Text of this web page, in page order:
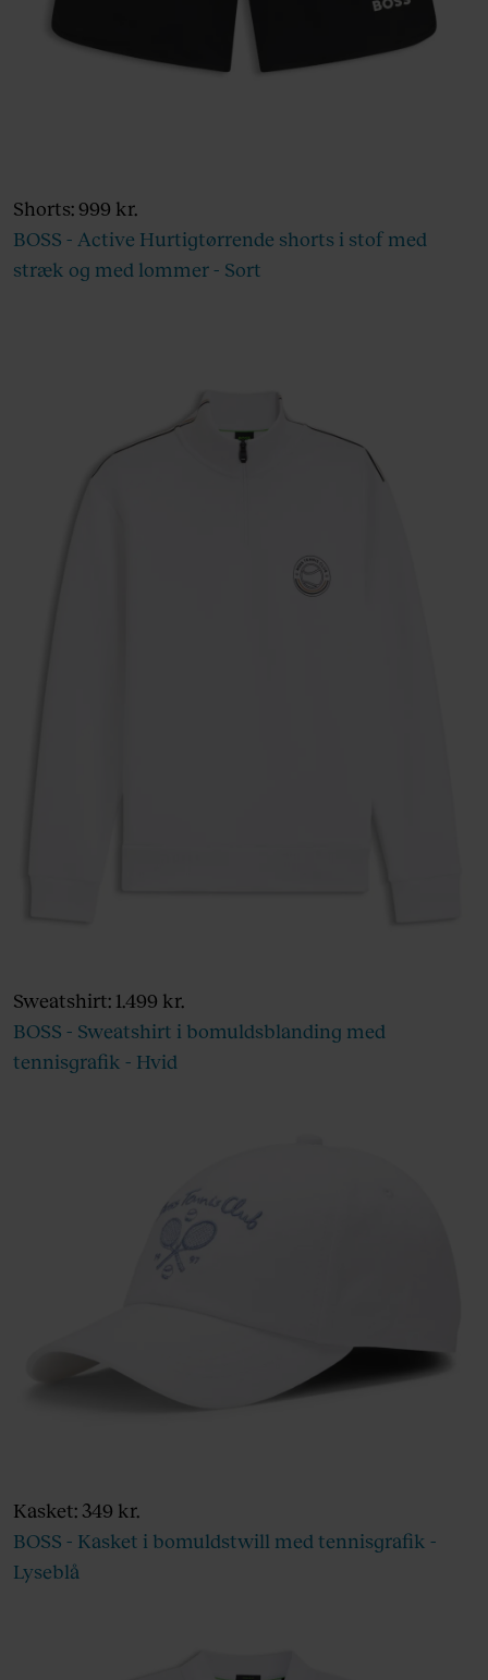
Shorts: 999 kr.
BOSS - Active Hurtigtørrende shorts i stof med
stræk og med lommer - Sort
Sweatshirt: 1.499 kr.
BOSS - Sweatshirt i bomuldsblanding med
tennisgrafik - Hvid
Kasket: 349 kr.
BOSS - Kasket i bomuldstwill med tennisgrafik -
Lyseblå